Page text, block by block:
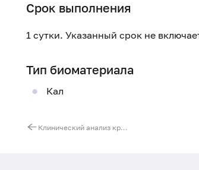
Срок выполнения
1 сутки. Указанный срок не
Тип биоматериала
Кал
Клинический анализ крови: общий анализ, лейкоцитарная формула, СОЭ (с микроскопией мазка крови при выявлении патологических изменений)